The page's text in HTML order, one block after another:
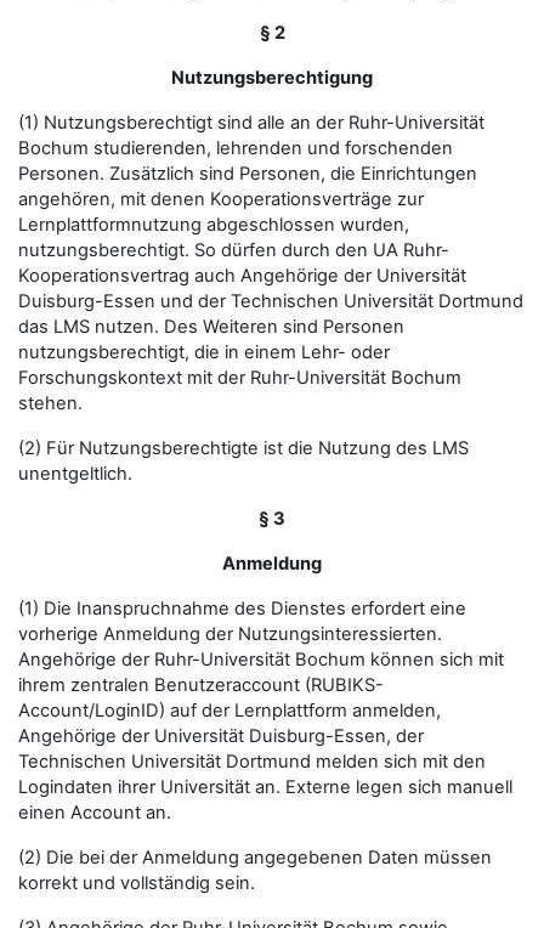
§ 2
Nutzungsberechtigung
(1) Nutzungsberechtigt sind alle an der Ruhr-Universität
Bochum studierenden, lehrenden und forschenden
Personen. Zusätzlich sind Personen, die Einrichtungen
angehören, mit denen Kooperationsverträge zur
Lernplattformnutzung abgeschlossen wurden,
nutzungsberechtigt. So dürfen durch den UA Ruhr-
Kooperationsvertrag auch Angehörige der Universität
Duisburg-Essen und der Technischen Universität Dortmund
das LMS nutzen. Des Weiteren sind Personen
nutzungsberechtigt, die in einem Lehr- oder
Forschungskontext mit der Ruhr-Universität Bochum
stehen.
(2) Für Nutzungsberechtigte ist die Nutzung des LMS
unentgeltlich.
§ 3
Anmeldung
(1) Die Inanspruchnahme des Dienstes erfordert eine
vorherige Anmeldung der Nutzungsinteressierten.
Angehörige der Ruhr-Universität Bochum können sich mit
ihrem zentralen Benutzeraccount (RUBIKS-
Account/LoginID) auf der Lernplattform anmelden,
Angehörige der Universität Duisburg-Essen, der
Technischen Universität Dortmund melden sich mit den
Logindaten ihrer Universität an. Externe legen sich manuell
einen Account an.
(2) Die bei der Anmeldung angegebenen Daten müssen
korrekt und vollständig sein.